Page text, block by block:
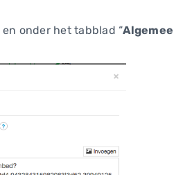
onder het tabblad “